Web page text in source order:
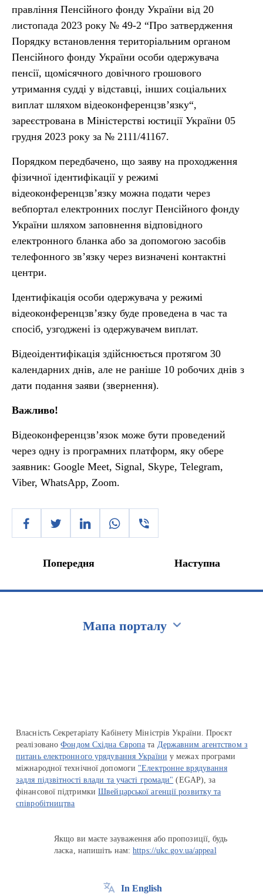
правління Пенсійного фонду України від 20
листопада 2023 року № 49-2 “Про затвердження
Порядку встановлення територіальним органом
Пенсійного фонду України особи одержувача
пенсії, щомісячного довічного грошового
утримання судді у відставці, інших соціальних
виплат шляхом відеоконференцзв’язку“,
зареєстрована в Міністерстві юстиції України 05
грудня 2023 року за № 2111/41167.
Порядком передбачено, що заяву на проходження
фізичної ідентифікації у режимі
відеоконференцзв’язку можна подати через
вебпортал електронних послуг Пенсійного фонду
України шляхом заповнення відповідного
електронного бланка або за допомогою засобів
телефонного зв’язку через визначені контактні
центри.
Ідентифікація особи одержувача у режимі
відеоконференцзв’язку буде проведена в час та
спосіб, узгоджені із одержувачем виплат.
Відеоідентифікація здійснюється протягом 30
календарних днів, але не раніше 10 робочих днів з
дати подання заяви (звернення).
Важливо!
Відеоконференцзв’язок може бути проведений
через одну із програмних платформ, яку обере
заявник: Google Meet, Signal, Skype, Telegram,
Viber, WhatsApp, Zoom.
Попередня Наступна
Мапа порталу
Власність Секретаріату Кабінету Міністрів України. Проєкт
реалізованоФондом Східна Європа та Державним агентством з
питань електронного урядування України у межах програми
міжнародної технічної допомоги "Електронне врядування
задля підзвітності влади та участі громади" (EGAP), за
фінансової підтримкиШвейцарської агенції розвитку та
співробітництва
Якщо ви маєте зауваження або пропозиції, будь
ласка, напишіть нам:https://ukc.gov.ua/appeal
In English